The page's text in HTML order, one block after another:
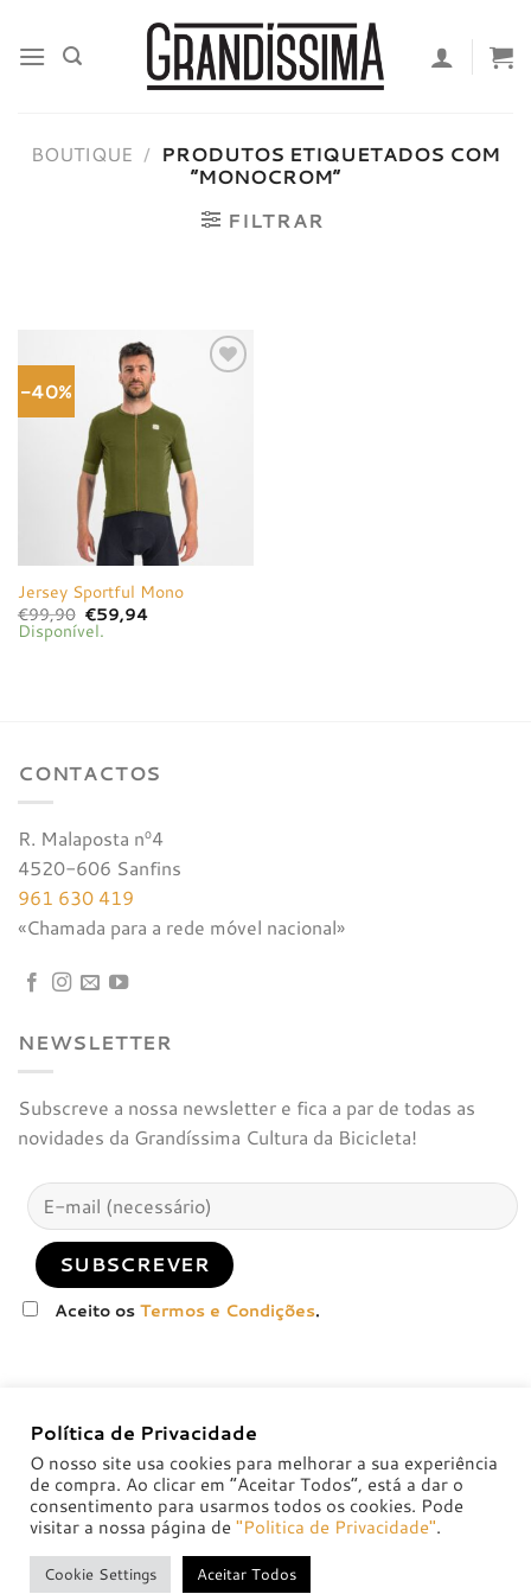
content
BOUTIQUE / PRODUTOS ETIQUETADOS COM
“MONOCROM”
FILTRAR
-40%
Jersey Sportful Mono
€99,90 O
preço
original
€59,94O
Disponível.
CONTACTOS
R. Malaposta nº4
4520-606 Sanfins
961 630 419
«Chamada para a rede móvel nacional»
NEWSLETTER
Subscreve a nossa newsletter e fica a par de todas as
novidades da Grandíssima Cultura da Bicicleta!
Aceito osTermos e Condições.
POLÍTICAS DE TROCA E DEVOLUÇÃO
Política de Privacidade
O nosso site usa cookies para melhorar a sua experiência
de compra. Ao clicar em “Aceitar Todos”, está a dar o
consentimento para usarmos todos os cookies. Pode
visitar a nossa página de"Politica de Privacidade".
Cookie Settings Aceitar Todos